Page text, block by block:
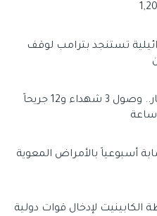
تستنجد بترامب لوقف
1203 منذ وقف النار.. وصول 3 شهداء و12 جريحاً
إصابة أسبوعياً بالأمراض المعوية
الكابينيت لإدخال قوات دولية